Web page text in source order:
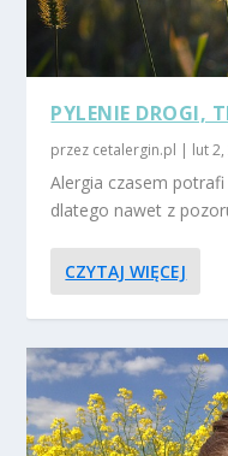
PYLENIE DROGI,
przez cetalergin.pl | lut
Alergia czasem
dlatego nawet z
CZYTAJ WIĘCEJ